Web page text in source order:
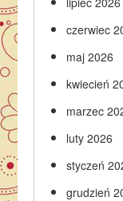
czerwiec
maj 2026
kwiecień
marzec
luty 2026
styczeń
grudzień